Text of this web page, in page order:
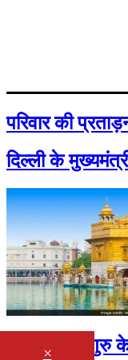
×
परिवार की
दिल्ली के
गुरु के द्वार , गुरु के